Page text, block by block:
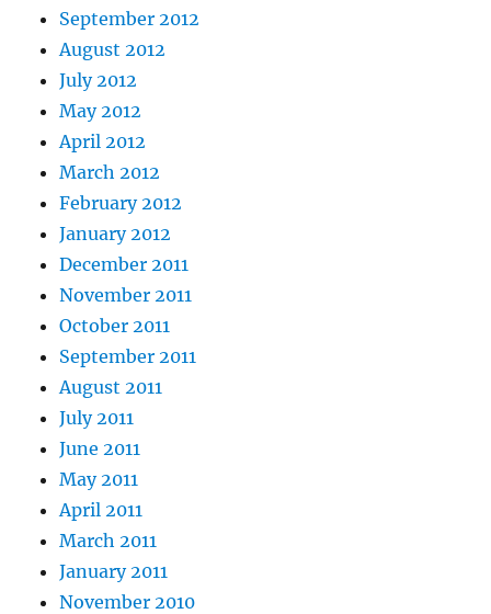
September 2012
August 2012
July 2012
May 2012
April 2012
March 2012
February 2012
January 2012
December 2011
November 2011
October 2011
September 2011
August 2011
July 2011
June 2011
May 2011
April 2011
March 2011
January 2011
November 2010